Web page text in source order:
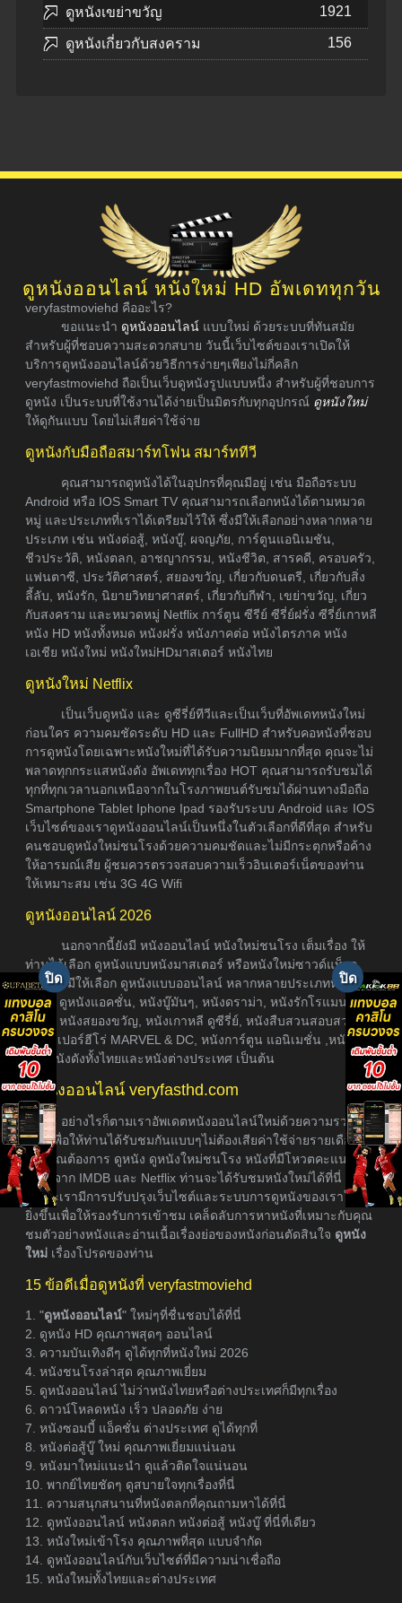
ดูหนังเขย่าขวัญ 1921
ดูหนังเกี่ยวกับสงคราม 156
ดูหนังออนไลน์ หนังใหม่ HD อัพเดททุกวัน
veryfastmoviehd คืออะไร?
ขอแนะนำ ดูหนังออนไลน์ แบบใหม่ ด้วยระบบที่ทันสมัย
สำหรับผู้ที่ชอบความสะดวกสบาย วันนี้เว็บไซต์ของเราเปิดให้
บริการดูหนังออนไลน์ด้วยวิธีการง่ายๆเพียงไม่กี่คลิก
veryfastmoviehd ถือเป็นเว็บดูหนังรูปแบบหนึ่ง สำหรับผู้ที่ชอบการ
ดูหนัง เป็นระบบที่ใช้งานได้ง่ายเป็นมิตรกับทุกอุปกรณ์ ดูหนังใหม่
ให้ดูกันแบบ โดยไม่เสียค่าใช้จ่าย
ดูหนังกับมือถือสมาร์ทโฟน สมาร์ททีวี
คุณสามารถดูหนังได้ในอุปกรที่คุณมีอยู่ เช่น มือถือระบบ
Android หรือ IOS Smart TV คุณสามารถเลือกหนังได้ตามหมวด
หมู่ และประเภทที่เราได้เตรียมไว้ให้ ซึ่งมีให้เลือกอย่างหลากหลาย
ประเภท เช่น หนังต่อสู้, หนังบู๊, ผจญภัย, การ์ตูนแอนิเมชัน,
ชีวประวัติ, หนังตลก, อาชญากรรม, หนังชีวิต, สารคดี, ครอบครัว,
แฟนตาซี, ประวัติศาสตร์, สยองขวัญ, เกี่ยวกับดนตรี, เกี่ยวกับสิ่ง
ลี้ลับ, หนังรัก, นิยายวิทยาศาสตร์, เกี่ยวกับกีฬา, เขย่าขวัญ, เกี่ยว
กับสงคราม และหมวดหมู่ Netflix การ์ตูน ซีรีย์ ซีรี่ย์ฝรั่ง ซีรี่ย์เกาหลี
หนัง HD หนังทั้งหมด หนังฝรั่ง หนังภาคต่อ หนังไตรภาค หนัง
เอเชีย หนังใหม่ หนังใหม่HDมาสเตอร์ หนังไทย
ดูหนังใหม่ Netflix
เป็นเว็บดูหนัง และ ดูซีรี่ย์ทีวีและเป็นเว็บที่อัพเดทหนังใหม่
ก่อนใคร ความคมชัดระดับ HD และ FullHD สำหรับคอหนังที่ชอบ
การดูหนังโดยเฉพาะหนังใหม่ที่ได้รับความนิยมมากที่สุด คุณจะไม่
พลาดทุกกระแสหนังดัง อัพเดททุกเรื่อง HOT คุณสามารถรับชมได้
ทุกที่ทุกเวลานอกเหนือจากในโรงภาพยนต์รับชมได้ผ่านทางมือถือ
Smartphone Tablet Iphone Ipad รองรับระบบ Android และ IOS
เว็บไซต์ของเราดูหนังออนไลน์เป็นหนึ่งในตัวเลือกที่ดีที่สุด สำหรับ
คนชอบดูหนังใหม่ชนโรงด้วยความคมชัดและไม่มีกระตุกหรือค้าง
ให้อารมณ์เสีย ผู้ชมควรตรวจสอบความเร็วอินเตอร์เน็ตของท่าน
ให้เหมาะสม เช่น 3G 4G Wifi
ดูหนังออนไลน์ 2026
นอกจากนี้ยังมี หนังออนไลน์ หนังใหม่ชนโรง เต็มเรื่อง ให้
ท่านได้เลือก ดูหนังแบบหนังมาสเตอร์ หรือหนังใหม่ซาวด์แท็รก
ซับไทย มีให้เลือก ดูหนังแบบออนไลน์ หลากหลายประเภทหนัง อา
ธิเช่น ดูหนังแอคชั่น, หนังบู๊มันๆ, หนังดราม่า, หนังรักโรแมนติก,
หนังผี หนังสยองขวัญ, หนังเกาหลี ดูซีรี่ย์, หนังสืบสวนสอบสวน,
หนังซุเปอร์ฮีโร่ MARVEL & DC, หนังการ์ตูน แอนิเมชั่น ,หนังภาค
ต่อ, หนังดังทั้งไทยและหนังต่างประเทศ เป็นต้น
ดูหนังออนไลน์ veryfasthd.com
อย่างไรก็ตามเราอัพเดตหนังออนไลน์ใหม่ด้วยความรวดเร็ว
ที่สุดเพื่อให้ท่านได้รับชมกันแบบๆไม่ต้องเสียค่าใช้จ่ายรายเดือน
หากคุณต้องการ ดูหนัง ดูหนังใหม่ชนโรง หนังที่มีโหวตคะแนนเรต
ติ้งสูงจาก IMDB และ Netflix ท่านจะได้รับชมหนังใหม่ได้ที่นี่
เพราะเรามีการปรับปรุงเว็บไซต์และระบบการดูหนังของเราให้ดี
ยิ่งขึ้นเพื่อให้รองรับการเข้าชม เคล็ดลับการหาหนังที่เหมาะกับคุณ
ชมตัวอย่างหนังและอ่านเนื้อเรื่องย่อของหนังก่อนตัดสินใจ ดูหนัง
ใหม่ เรื่องโปรดของท่าน
15 ข้อดีเมื่อดูหนังที่ veryfastmoviehd
1. "ดูหนังออนไลน์" ใหม่ๆที่ชื่นชอบได้ที่นี่
2. ดูหนัง HD คุณภาพสุดๆ ออนไลน์
3. ความบันเทิงดีๆ ดูได้ทุกที่หนังใหม่ 2026
4. หนังชนโรงล่าสุด คุณภาพเยี่ยม
5. ดูหนังออนไลน์ ไม่ว่าหนังไทยหรือต่างประเทศก็มีทุกเรื่อง
6. ดาวน์โหลดหนัง เร็ว ปลอดภัย ง่าย
7. หนังซอมบี้ แอ็คชั่น ต่างประเทศ ดูได้ทุกที่
8. หนังต่อสู้บู๊ ใหม่ คุณภาพเยี่ยมแน่นอน
9. หนังมาใหม่แนะนำ ดูแล้วติดใจแน่นอน
10. พากย์ไทยชัดๆ ดูสบายใจทุกเรื่องที่นี่
11. ความสนุกสนานที่หนังตลกที่คุณถามหาได้ที่นี่
12. ดูหนังออนไลน์ หนังตลก หนังต่อสู้ หนังบู๊ ที่นี่ที่เดียว
13. หนังใหม่เข้าโรง คุณภาพที่สุด แบบจำกัด
14. ดูหนังออนไลน์กับเว็บไซต์ที่มีความน่าเชื่อถือ
15. หนังใหม่ทั้งไทยและต่างประเทศ